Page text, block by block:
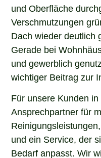
und Oberfläche
Verschmutzungen
Dach wieder deutlich
Gerade bei
und gewerblich
wichtiger Beitrag zur
Für unsere Kunden
Ansprechpartner für
und ein Service, der
Bedarf anpasst. Wir